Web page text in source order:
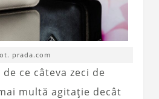
prada.com
ce câteva zeci de
multă agitație decât